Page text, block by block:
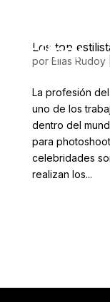
Los top
por Elias Rudoy|
La profesión
uno de los
dentro del
para
celebridades
realizan los...